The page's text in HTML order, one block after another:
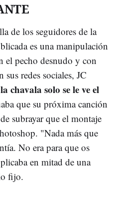
de los seguidores de la
es una manipulación
el pecho desnudo y con
redes sociales, JC
chavala solo se le ve el
que su próxima canción
subrayar que el montaje
"Nada más que
No era para que os
en mitad de una
fijo.